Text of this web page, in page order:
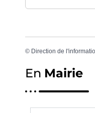
© Direction de
En Mairie